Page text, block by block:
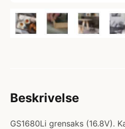
Beskrivelse
GS1680Li grensaks